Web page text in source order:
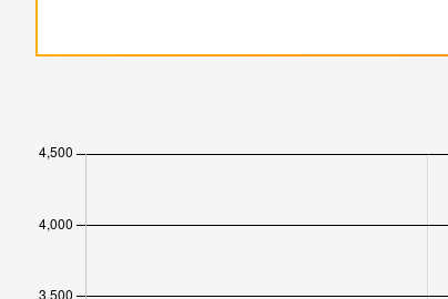
precumandreibucur.ro,adrianbolocan.ro,
în clasamentul vizitatorilor unici din acest
primul trimestru al anului 2026,